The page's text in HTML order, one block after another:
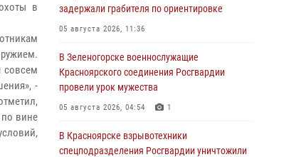
в
совсем
-
вине
задержали грабителя по ориентировке
05 августа 2026, 11:36
В Зеленогорске военнослужащие
Красноярского соединения Росгвардии
провели урок мужества
05 августа 2026, 04:54 1
В Красноярске взрывотехники
спецподразделения Росгвардии уничтожили